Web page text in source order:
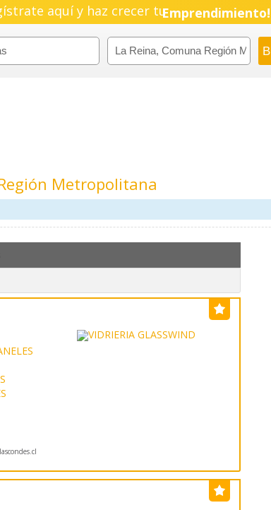
aquí y haz crecer tuPyme!
Emprendimiento!
Metropolitana